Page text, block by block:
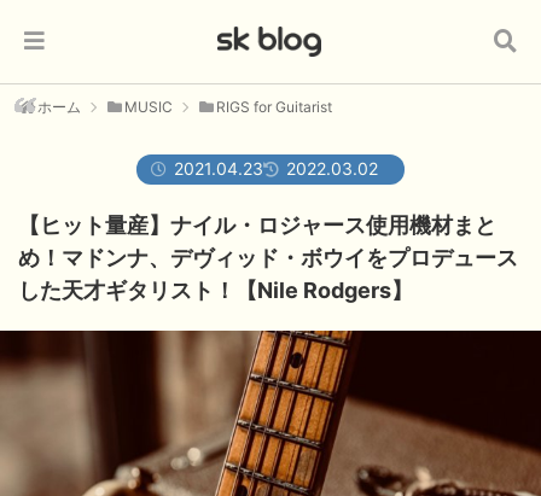
ホーム MUSIC RIGS for Guitarist
2021.04.23 2022.03.02
【ヒット量産】ナイル・ロジャース使用機材まと
め！マドンナ、デヴィッド・ボウイをプロデュース
した天才ギタリスト！【Nile Rodgers】